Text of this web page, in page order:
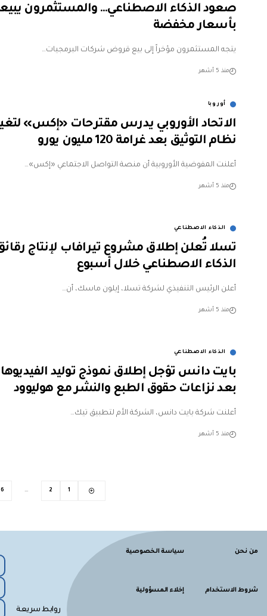
صعود الذكاء الاصطناعي… والمستثمرون
بأسعار مخفضة
يتجه المستثمرون مؤخراً إلى بيع قروض شركات البرمجيات…
منذ 5 أشهر
أوروبا
الاتحاد الأوروبي يدرس مقترحات «إكس»
نظام التوثيق بعد غرامة 120 مليون يورو
أعلنت المفوضية الأوروبية أن منصة التواصل الاجتماعي «إكس»…
منذ 5 أشهر
الذكاء الاصطناعي
تسلا تُعلن إطلاق مشروع تيرافاب لإنتاج
الذكاء الاصطناعي خلال أسبوع
أعلن الرئيس التنفيذي لشركة تسلا، إيلون ماسك، أن…
منذ 5 أشهر
الذكاء الاصطناعي
بايت دانس تؤجل إطلاق نموذج توليد
بعد نزاعات حقوق الطبع والنشر مع هوليوود
أعلنت شركة بايت دانس، الشركة الأم لتطبيق تيك…
منذ 5 أشهر
1
2
…
6
من نحن سياسة الخصوصية
شروط الاستخدام إخلاء المسؤولية
روابط سريعة